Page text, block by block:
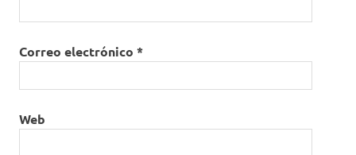
Correo electrónico *
Web